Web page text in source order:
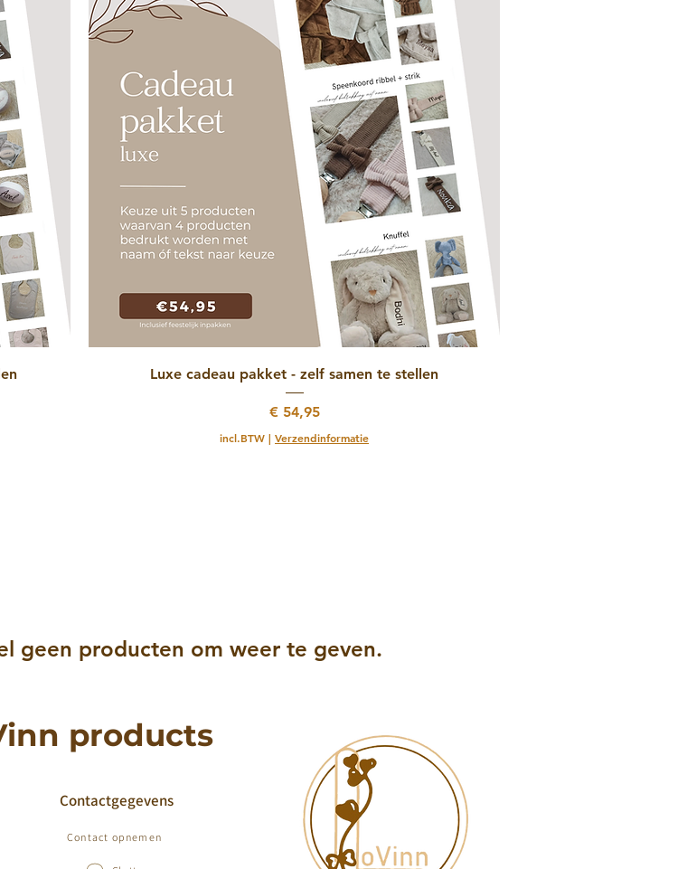
geen producten om weer te geven.
Snel overzicht
Luxe cadeau pakket - zelf samen te stellen
Prijs
€ 54,95
incl.BTW | Verzendinformatie
products
Contactgegevens
Contact opnemen